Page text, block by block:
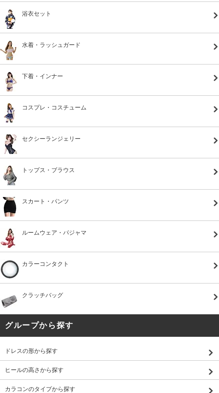
浴衣セット
水着・ラッシュガード
下着・インナー
コスプレ・コスチューム
セクシーランジェリー
トップス・ブラウス
スカート・パンツ
ルームウェア・パジャマ
カラーコンタクト
クラッチバッグ
グループから探す
ドレスの形から探す
ヒールの高さから探す
カラコンのタイプから探す